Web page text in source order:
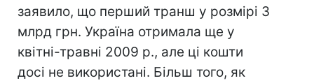
заявило, що перший транш у розмірі 3
млрд грн. Україна отримала ще у
квітні-травні 2009 р., але ці кошти
досі не використані. Більш того, як